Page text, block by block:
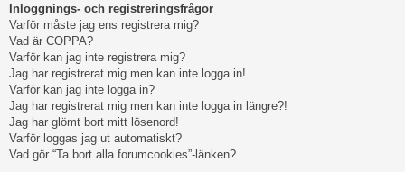
Inloggnings- och registreringsfrågor
Varför måste jag ens registrera mig?
Vad är COPPA?
Varför kan jag inte registrera mig?
Jag har registrerat mig men kan inte logga in!
Varför kan jag inte logga in?
Jag har registrerat mig men kan inte logga in längre?!
Jag har glömt bort mitt lösenord!
Varför loggas jag ut automatiskt?
Vad gör “Ta bort alla forumcookies”-länken?